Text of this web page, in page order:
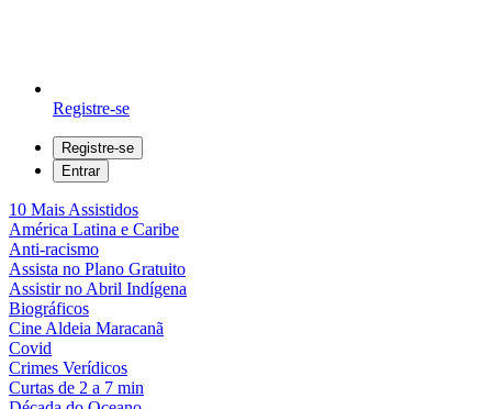
Registre-se
Registre-se
Entrar
10 Mais Assistidos
América Latina e Caribe
Anti-racismo
Assista no Plano Gratuito
Assistir no Abril Indígena
Biográficos
Cine Aldeia Maracanã
Covid
Crimes Verídicos
Curtas de 2 a 7 min